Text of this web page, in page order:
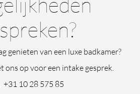
genieten van een luxe badkamer?
ons op voor een intake gesprek.
+31 10 28 575 85